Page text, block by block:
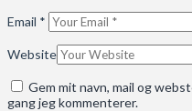
Email *
Website
Gem mit navn, mail og
gang jeg kommenterer.